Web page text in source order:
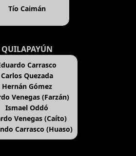
Tío Caimán
QUILAPAYÚN
Carrasco
Carlos Quezada
Hernán Gómez
Venegas (Farzán)
Ismael Oddó
Venegas (Caíto)
Carrasco (Huaso)